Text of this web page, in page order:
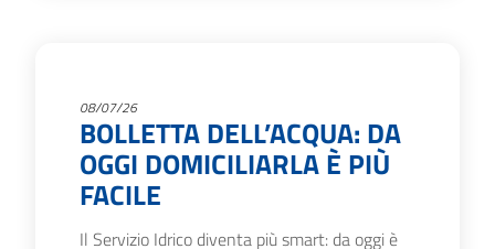
08/07/26
BOLLETTA DELL’ACQUA: DA
OGGI DOMICILIARLA È PIÙ
FACILE
Il Servizio Idrico diventa più smart: da oggi è